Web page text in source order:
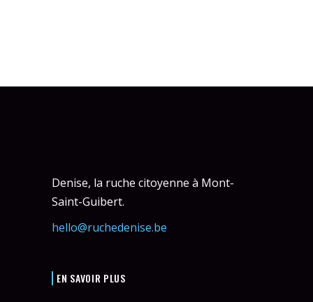
Denise, la ruche citoyenne à Mont-
Saint-Guibert.
hello@ruchedenise.be
EN SAVOIR PLUS